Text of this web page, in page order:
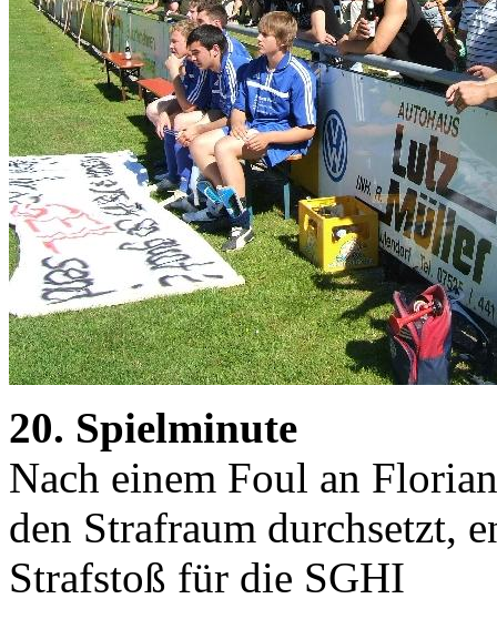
20. Spielminute
Nach einem Foul an
den Strafraum durchsetzt,
Strafstoß für die SGHI